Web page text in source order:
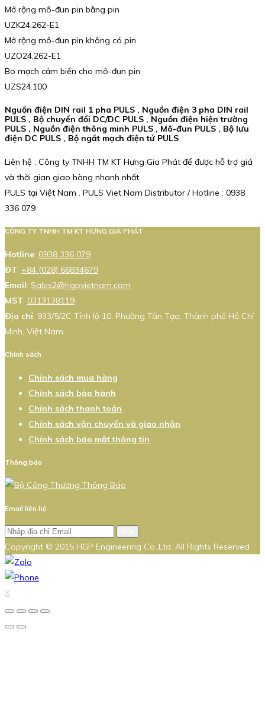
Mở rộng mô-đun pin bằng pin
UZK24.262-E1
Mở rộng mô-đun pin không có pin
UZO24.262-E1
Bo mạch cảm biến cho mô-đun pin
UZS24.100
Nguồn điện DIN rail 1 pha PULS , Nguồn điện 3 pha DIN rail
PULS , Bộ chuyển đổi DC/DC PULS , Nguồn điện hiện trường
PULS , Nguồn điện thông minh PULS , Mô-đun PULS , Bộ lưu
điện DC PULS , Bộ ngắt mạch điện tử PULS
Liên hệ : Công ty TNHH TM KT Hưng Gia Phát để được hỗ trợ giá
và thời gian giao hàng nhanh nhất.
PULS tại Việt Nam . PULS Viet Nam Distributor / Hotline : 0938
336 079
CÔNG TY TNHH TM KT HƯNG GIA PHÁT
Hotline: 0938 336 079
ĐT: +84 (028) 66834679
Email: Sales2@hgpvietnam.com
MST: 0313138119
Địa chỉ: 933/5/2C Tỉnh lộ 10, Phường Tân Tạo, Thành phố Hồ Chí
Minh, Việt Nam.
Chính sách
Chính sách mua hàng
Chính sách bảo hành
Chính sách thanh toán
Chính sách vận chuyển và giao nhận
Chính sách bảo mật thông tin
Thông báo
Email liên hệ
Copyright © 2015 HGP Engineering Co.,Ltd. All Rights Reserved
X